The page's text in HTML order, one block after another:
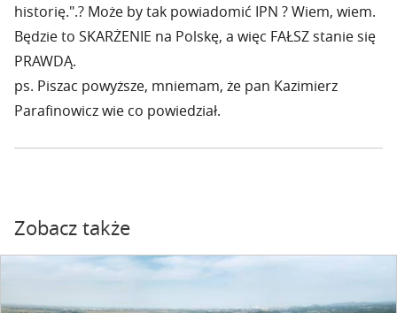
historię.".? Może by tak powiadomić IPN ? Wiem, wiem.
Będzie to SKARŻENIE na Polskę, a więc FAŁSZ stanie się
PRAWDĄ.
ps. Piszac powyższe, mniemam, że pan Kazimierz
Parafinowicz wie co powiedział.
Zobacz także